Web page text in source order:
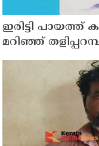
ഇരിട്ടി പായത്ത്
മറിഞ്ഞ്
കോണ്‍ഗ്രസ്